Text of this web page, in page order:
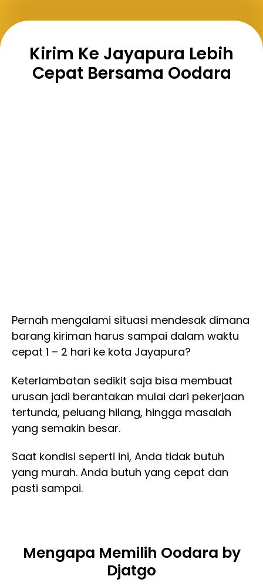
Kirim Ke Jayapura Lebih
Cepat Bersama Oodara
Pernah mengalami situasi mendesak dimana
barang kiriman harus sampai dalam waktu
cepat 1 – 2 hari ke kota Jayapura?
Keterlambatan sedikit saja bisa membuat
urusan jadi berantakan mulai dari pekerjaan
tertunda, peluang hilang, hingga masalah
yang semakin besar.
Saat kondisi seperti ini, Anda tidak butuh
yang murah. Anda butuh yang cepat dan
pasti sampai.
Mengapa Memilih Oodara by
Djatgo